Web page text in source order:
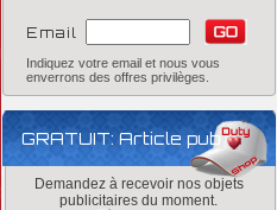
Email
Indiquez votre email et nous vous
enverrons des offres privilèges.
GRATUIT: Article pub
Demandez à recevoir nos objets
publicitaires du moment.